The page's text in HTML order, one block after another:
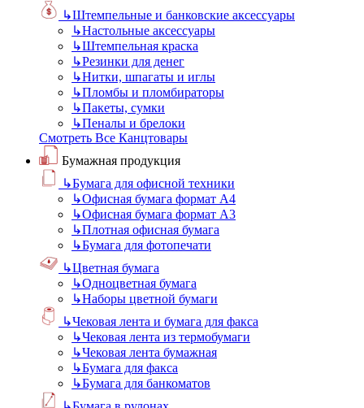
↳Штемпельные и банковские аксессуары
↳Настольные аксессуары
↳Штемпельная краска
↳Резинки для денег
↳Нитки, шпагаты и иглы
↳Пломбы и пломбираторы
↳Пакеты, сумки
↳Пеналы и брелоки
Смотреть Все Канцтовары
Бумажная продукция
↳Бумага для офисной техники
↳Офисная бумага формат А4
↳Офисная бумага формат А3
↳Плотная офисная бумага
↳Бумага для фотопечати
↳Цветная бумага
↳Одноцветная бумага
↳Наборы цветной бумаги
↳Чековая лента и бумага для факса
↳Чековая лента из термобумаги
↳Чековая лента бумажная
↳Бумага для факса
↳Бумага для банкоматов